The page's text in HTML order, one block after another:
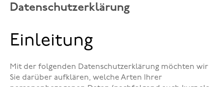
Datenschutzerklärung
Einleitung
Mit der folgenden Datenschutzerklärung möchten wir
Sie darüber aufklären, welche Arten Ihrer